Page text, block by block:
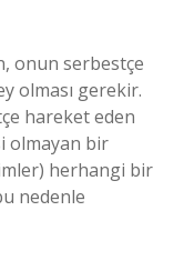
onun serbestçe
olması gerekir.
hareket eden
olmayan bir
herhangi bir
nedenle